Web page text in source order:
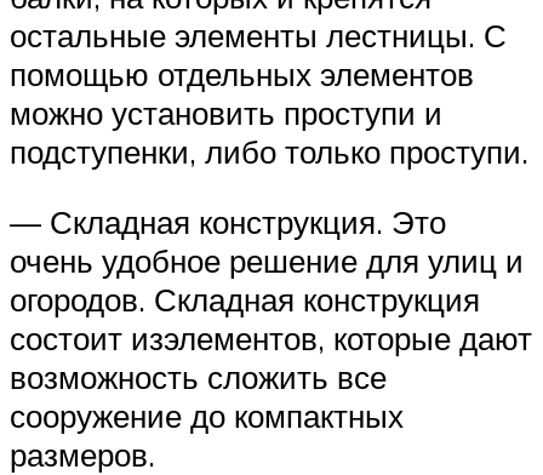
остальные элементы лестницы. С
помощью отдельных элементов
можно установить проступи и
подступенки, либо только проступи.
— Складная конструкция. Это
очень удобное решение для улиц и
огородов. Складная конструкция
состоит изэлементов, которые дают
возможность сложить все
сооружение до компактных
размеров.